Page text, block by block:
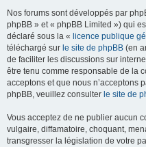
Nos forums sont développés par
phpBB » et « phpBB Limited ») qui
déclaré sous la « licence publique
téléchargé sur le site de phpBB (en
de faciliter les discussions sur
être tenu comme responsable de la
acceptons et que nous n’acceptons
phpBB, veuillez consulter le site de
Vous acceptez de ne publier aucun
vulgaire, diffamatoire, choquant,
transgresser la législation de votre